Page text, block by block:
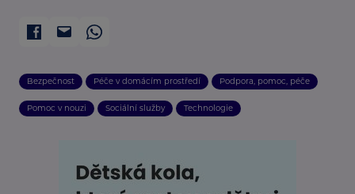
Bezpečnost Péče v domácím prostředí Podpora, pomoc, péče
Pomoc v nouzi Sociální služby Technologie